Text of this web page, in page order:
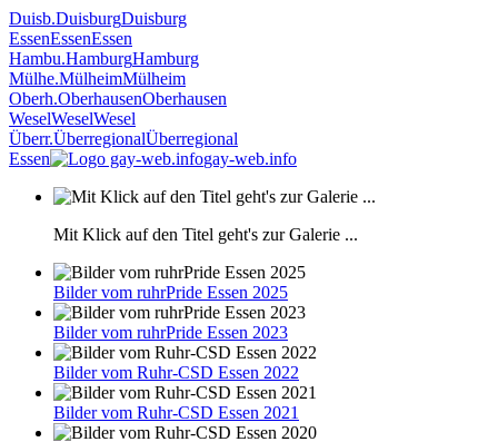
Duisb.DuisburgDuisburg
EssenEssenEssen
Hambu.HamburgHamburg
Mülhe.MülheimMülheim
Oberh.OberhausenOberhausen
WeselWeselWesel
Überr.ÜberregionalÜberregional
Essen
gay-web.info
Mit Klick auf den Titel geht's zur Galerie ...
Bilder vom ruhrPride Essen 2025
Bilder vom ruhrPride Essen 2023
Bilder vom Ruhr-CSD Essen 2022
Bilder vom Ruhr-CSD Essen 2021